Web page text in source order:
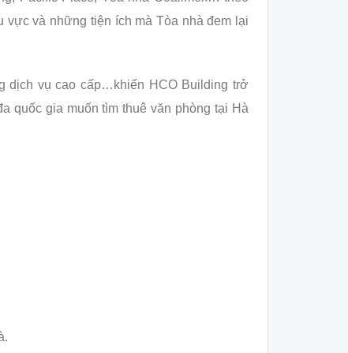
vực và những tiện ích mà Tòa nhà đem lại
dịch vụ cao cấp…khiến HCO Building trở
quốc gia muốn tìm thuê văn phòng tại Hà